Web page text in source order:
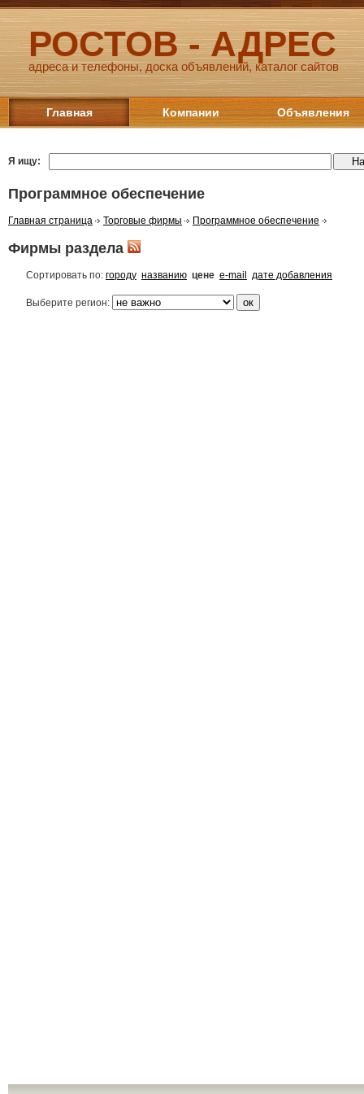
РОСТОВ - АДРЕС
адреса и телефоны, доска объявлений, каталог сайтов
Главная Компании Объявления
Я ищу:
Программное обеспечение
Главная страница Торговые фирмы Программное обеспечение
Фирмы раздела
Сортировать по: городу названию цене e-mail дате добавления
Выберите регион: